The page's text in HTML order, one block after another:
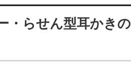
・らせん型耳かきの